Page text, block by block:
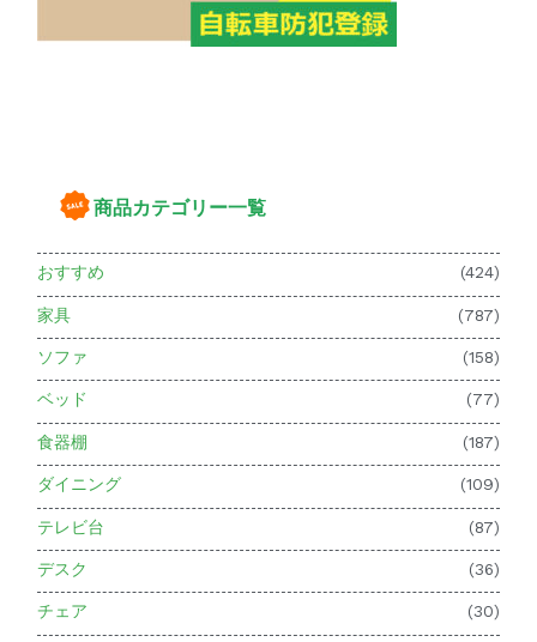
商品カテゴリー一覧
おすすめ (424)
家具 (787)
ソファ (158)
ベッド (77)
食器棚 (187)
ダイニング (109)
テレビ台 (87)
デスク (36)
チェア (30)